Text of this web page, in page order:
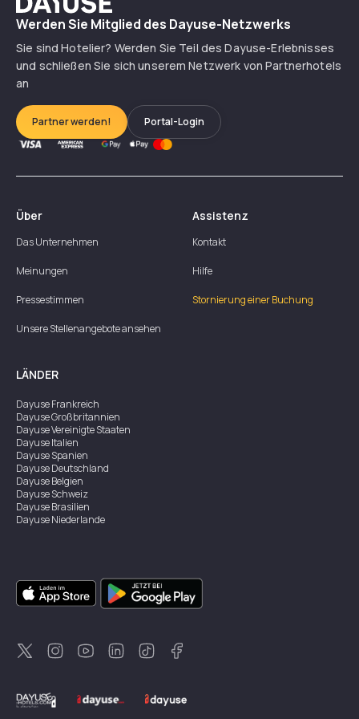
Werden Sie Mitglied des Dayuse-Netzwerks
Sie sind Hotelier? Werden Sie Teil des Dayuse-Erlebnisses
und schließen Sie sich unserem Netzwerk von Partnerhotels
an
Partner werden! Portal-Login
Über
Das Unternehmen
Meinungen
Pressestimmen
Unsere Stellenangebote ansehen
Assistenz
Kontakt
Hilfe
Stornierung einer Buchung
LÄNDER
DayuseFrankreich
DayuseGroßbritannien
DayuseVereinigte Staaten
DayuseItalien
DayuseSpanien
DayuseDeutschland
DayuseBelgien
DayuseSchweiz
DayuseBrasilien
DayuseNiederlande
DayuseKanada
DayuseSingapur
DayuseZweden
DayuseKorea
DayuseNeuseeland